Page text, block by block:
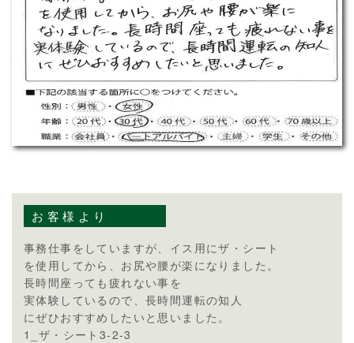
お客様より
事務仕事をしていますが、イス用にザ・シート
を使用してから、お尻や腰が楽になりました。
長時間座っても疲れない事を
実体験しているので、長時間運転の知人
にぜひおすすめしたいと思いました。
1_ザ・シート3-2-3